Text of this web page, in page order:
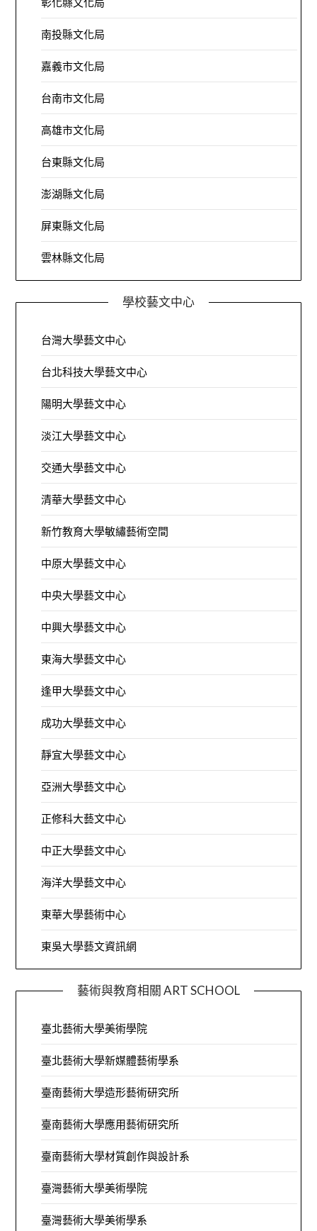
南投縣文化局
嘉義市文化局
台南市文化局
高雄市文化局
台東縣文化局
澎湖縣文化局
屏東縣文化局
雲林縣文化局
學校藝文中心
台灣大學藝文中心
台北科技大學藝文中心
陽明大學藝文中心
淡江大學藝文中心
交通大學藝文中心
清華大學藝文中心
新竹教育大學敏繡藝術空間
中原大學藝文中心
中央大學藝文中心
中興大學藝文中心
東海大學藝文中心
逢甲大學藝文中心
成功大學藝文中心
靜宜大學藝文中心
亞洲大學藝文中心
正修科大藝文中心
中正大學藝文中心
海洋大學藝文中心
東華大學藝術中心
東吳大學藝文資訊網
藝術與教育相關 ART SCHOOL
臺北藝術大學美術學院
臺北藝術大學新媒體藝術學系
臺南藝術大學造形藝術研究所
臺南藝術大學應用藝術研究所
臺南藝術大學材質創作與設計系
臺灣藝術大學美術學院
臺灣藝術大學美術學系